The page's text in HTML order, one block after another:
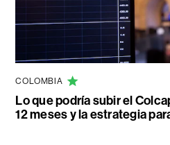
COLOMBIA
Lo que podría subir el
12 meses y la estrategia